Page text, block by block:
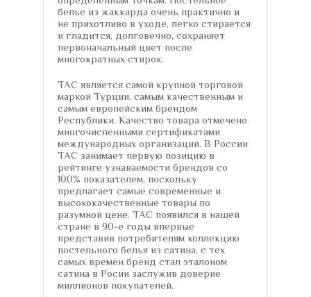
белье из жаккарда очень практично и
не прихотливо в уходе, легко стирается
и гладится, долговечно, сохраняет
первоначальный цвет после
многократных стирок.
TAC является самой крупной торговой
маркой Турции, самым качественным и
самым европейским брендом
Республики. Качество товара отмечено
многочисленными сертификатами
международных организаций. В России
TAC занимает первую позицию в
рейтинге узнаваемости брендов со
100% показателем, поскольку
предлагает самые современные и
высококачественные товары по
разумной цене. TAC появился в нашей
стране в 90-е годы впервые
представив потребителям коллекцию
постельного белья из сатина, с тех
самых времен бренд стал эталоном
сатина в Росии заслужив доверие
миллионов покупателей.